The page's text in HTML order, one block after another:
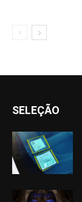
SELEÇÃO